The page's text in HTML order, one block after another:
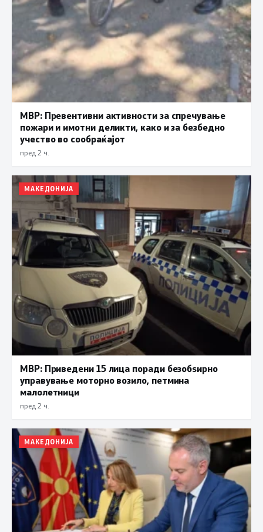
МВР: Превентивни активности за спречување
пожари и имотни деликти, како и за безбедно
учество во сообраќајот
пред 2 ч.
МАКЕДОНИЈА
МВР: Приведени 15 лица поради безобѕирно
управување моторно возило, петмина
малолетници
пред 2 ч.
МАКЕДОНИЈА